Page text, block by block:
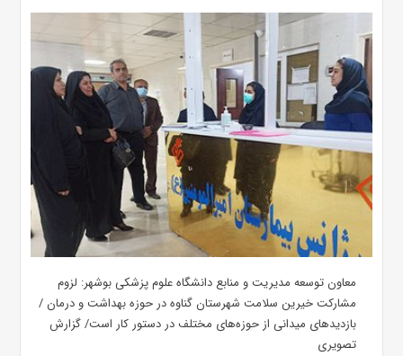
معاون توسعه مدیریت و منابع دانشگاه علوم پزشکی بوشهر: لزوم
مشارکت خیرین سلامت شهرستان گناوه در حوزه بهداشت و درمان /
بازدیدهای میدانی از حوزه‌های مختلف در دستور کار است/ گزارش
تصویری